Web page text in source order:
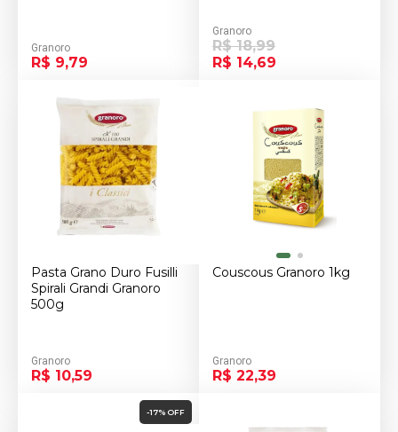
Granoro
R$ 9,79
Granoro
R$ 18,99
R$ 14,69
Pasta Grano Duro Fusilli
Spirali Grandi Granoro
500g
Granoro
R$ 10,59
Couscous Granoro 1kg
Granoro
R$ 22,39
-17% OFF